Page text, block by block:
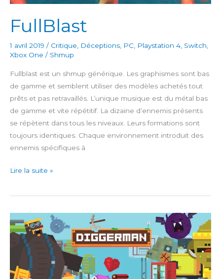
FullBlast
1 avril 2019 / Critique Déceptions PC Playstation 4 Switch
Xbox One / Shmup
Fullblast est un shmup générique. Les graphismes sont bas
de gamme et semblent utiliser des modèles achetés tout
prêts et pas retravaillés. L’unique musique est du métal bas
de gamme et vite répétitif. La dizaine d’ennemis présents
se répètent dans tous les niveaux. Leurs formations sont
toujours identiques. Chaque environnement introduit des
ennemis spécifiques à
FullBlast
Lire la suite »